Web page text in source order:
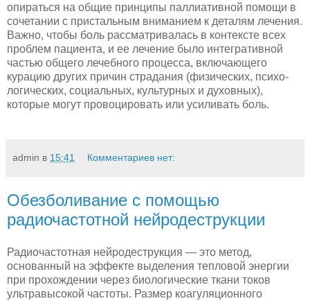
опираться на общие принципы паллиативной помощи в
сочетании с при­стальным вниманием к деталям лечения.
Важно, чтобы боль рас­сматривалась в контексте всех
проблем пациента, и ее лечение было интегративной
частью общего лечебного процесса, вклю­чающего
курацию других причин страдания (физических, психо­
логических, социальных, культурных и духовных),
которые могут провоцировать или усиливать боль.
admin в 15:41 Комментариев нет:
Обезболивание с помощью
радиочастотной нейродеструкции
Радиочастотная нейродеструкция — это метод,
основанный на эффекте выделения тепловой энергии
при прохождении через биологические ткани токов
ультравысокой частоты. Размер коагуляционного